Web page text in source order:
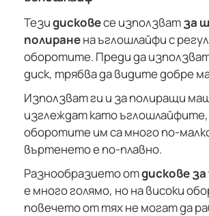
Тезидисковесе използватза
полиранена ъглошлайфи с
оборотите. Преди да
диск, трябва да видите добре
Използват ги и за полиращи
изглеждат като
оборотите им са много по-
въртенето е по-плавно.
Разнообразието отдискове
е много голямо, но на високи
повечето от тях не могат да